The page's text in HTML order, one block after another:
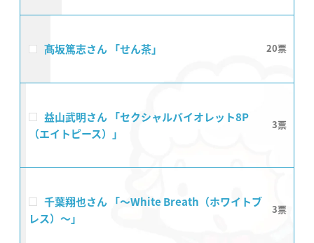
髙坂篤志さん 「せん茶」 20
益山武明さん 「セクシャルバイオレット8P
（エイトピース）」
3
千葉翔也さん 「〜White Breath（ホワイトブ
レス）〜」
3